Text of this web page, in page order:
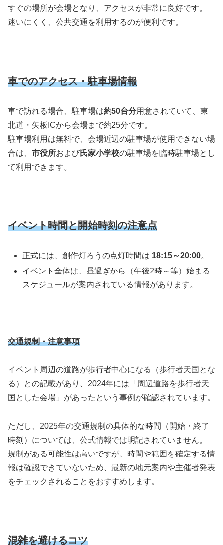
すぐの場所が会場となり、アクセスが非常に良好です。
迷いにくく、公共交通を利用するのが便利です。
車でのアクセス・駐車場情報
車で訪れる場合、駐車場は約50台分用意されていて、東
北道・矢板ICから会場まで約25分です。
駐車場利用は無料で、会場近辺の駐車場が使用できない場
合は、 市役所および氏家小学校の駐車場を臨時駐車場とし
て利用できます。
イベント時間と開始時刻の注意点
正式には、創作灯ろうの点灯時間は 18:15～20:00。
イベント全体は、昼過ぎから（午後2時～等）始まる
スケジュールが案内されている情報があります。
交通規制・注意事項
イベント周辺の道路が歩行者中心になる（歩行者天国とな
る）との記載があり、2024年には「周辺道路を歩行者天
国とした会場」があったという事例が確認されています。
ただし、2025年の交通規制の具体的な時間（開始・終了
時刻）については、公式情報では明記されていません。
規制がある可能性は高いですが、時間や範囲を確定する情
報は確認できていないため、最新の地元案内や主催者発表
をチェックされることをおすすめします。
混雑を避けるコツ